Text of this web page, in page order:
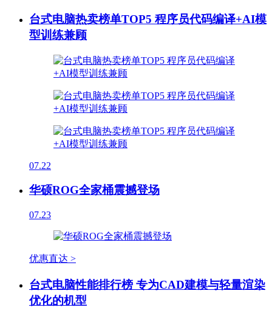
台式电脑热卖榜单TOP5 程序员代码编译+AI模
型训练兼顾
07.22
华硕ROG全家桶震撼登场
07.23
优惠直达 >
台式电脑性能排行榜 专为CAD建模与轻量渲染
优化的机型